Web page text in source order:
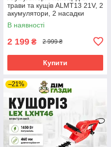
трави та кущів ALMT13 21V, 2
акумулятори, 2 насадки
В наявності
2 199 ₴ 2 999 ₴
Купити
–21%